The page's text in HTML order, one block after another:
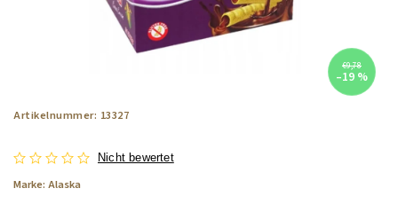
€9,78
–19 %
Artikelnummer: 13327
Nicht bewertet
Marke: Alaska